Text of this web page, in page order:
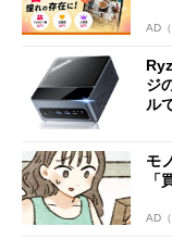
AD
ジ
ル
モ
「
AD